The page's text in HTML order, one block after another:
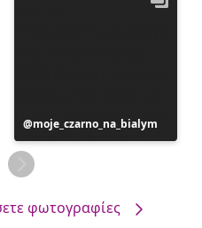
Η
ανάρτηση
δημοσιεύθηκε
από
moje_czarno_na_bialym
φωτογραφίες